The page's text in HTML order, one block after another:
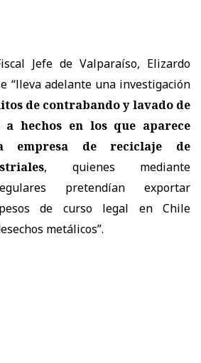
Jefe de Valparaíso, Elizardo
“lleva adelante una investigación
de contrabando y lavado de
hechos en los que aparece
empresa de reciclaje de
, quienes mediante
pretendían exportar
de curso legal en Chile
metálicos”.